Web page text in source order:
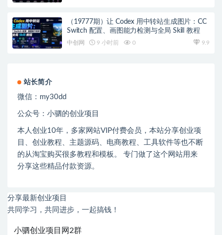
（19777期）让 Codex 用中转站生成图片：CC
Switch 配置、画图能力检测与全局 Skill 教程
中创网 9 小时前 0 9.9
站长简介
微信： my30dd
公众号：小驷的创业项目
本人创业10年，多家网站VIP付费会员，本站分享创业项
目、创业教程、主题源码、电商教程、工具软件等也不断
的从淘宝购买很多教程和模板。 专门做了这个网站用来
分享这些精品付款资源。
分享最新创业项目
共同学习，共同进步，一起搞钱！
小驷创业项目网2群